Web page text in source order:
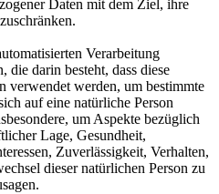
Daten mit dem Ziel, ihre
Verarbeitung
die darin besteht, dass diese
verwendet werden, um bestimmte
auf eine natürliche Person
um Aspekte bezüglich
Lage, Gesundheit,
Zuverlässigkeit, Verhalten,
dieser natürlichen Person zu